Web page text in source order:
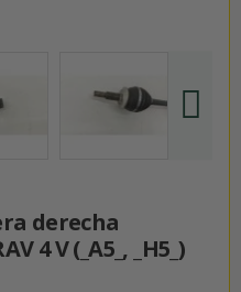
derecha
4 V (_A5_, _H5_)